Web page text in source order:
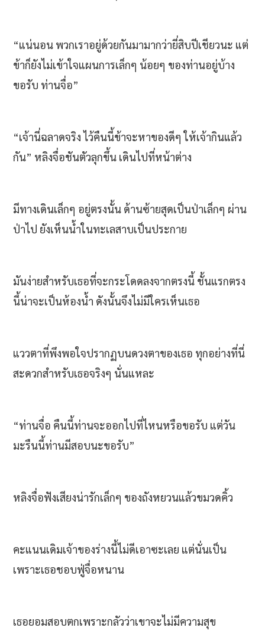
“แน่นอน พวกเราอยู่ด้วยกันมามากว่ายี่สิบปีเชียวนะ แต่
ข้าก็ยังไม่เข้าใจแผนการเล็กๆ น้อยๆ ของท่านอยู่บ้าง
ขอรับ ท่านจื่อ”
“เจ้านี่ฉลาดจริง ไว้คืนนี้ข้าจะหาของดีๆ ให้เจ้ากินแล้ว
กัน” หลิงจื่อชันตัวลุกขึ้น เดินไปที่หน้าต่าง
มีทางเดินเล็กๆ อยู่ตรงนั้น ด้านซ้ายสุดเป็นป่าเล็กๆ ผ่าน
ป่าไป ยังเห็นน้ำในทะเลสาบเป็นประกาย
มันง่ายสำหรับเธอที่จะกระโดดลงจากตรงนี้ ชั้นแรกตรง
นี้น่าจะเป็นห้องน้ำ ดังนั้นจึงไม่มีใครเห็นเธอ
แววตาที่พึงพอใจปรากฏบนดวงตาของเธอ ทุกอย่างที่นี่
สะดวกสำหรับเธอจริงๆ นั่นแหละ
“ท่านจื่อ คืนนี้ท่านจะออกไปที่ไหนหรือขอรับ แต่วัน
มะรืนนี้ท่านมีสอบนะขอรับ”
หลิงจื่อฟังเสียงน่ารักเล็กๆ ของถังหยวนแล้วขมวดคิ้ว
คะแนนเดิมเจ้าของร่างนี้ไม่ดีเอาซะเลย แต่นั่นเป็น
เพราะเธอชอบฟู่จื่อหนาน
เธอยอมสอบตกเพราะกลัวว่าเขาจะไม่มีความสุข